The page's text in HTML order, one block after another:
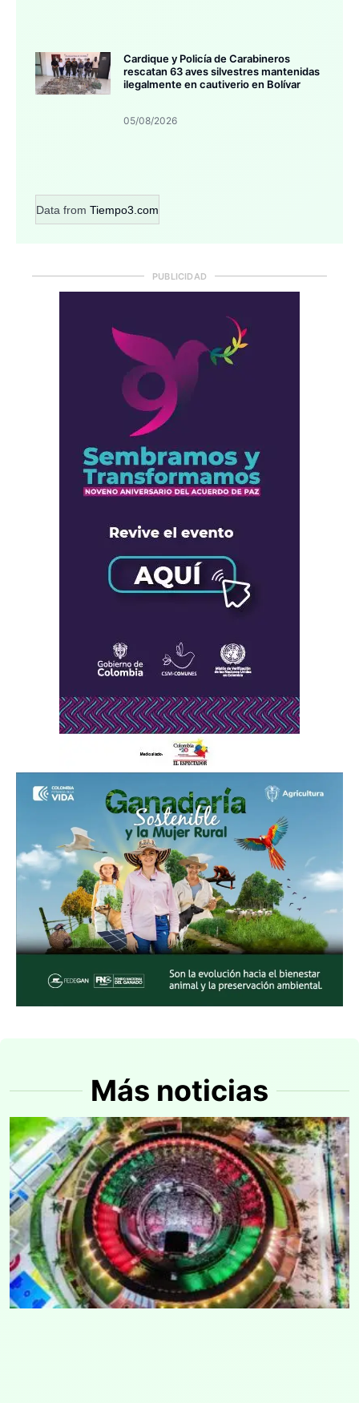
Cardique y Policía de Carabineros
rescatan 63 aves silvestres mantenidas
ilegalmente en cautiverio en Bolívar
05/08/2026
Data from Tiempo3.com
PUBLICIDAD
Más noticias